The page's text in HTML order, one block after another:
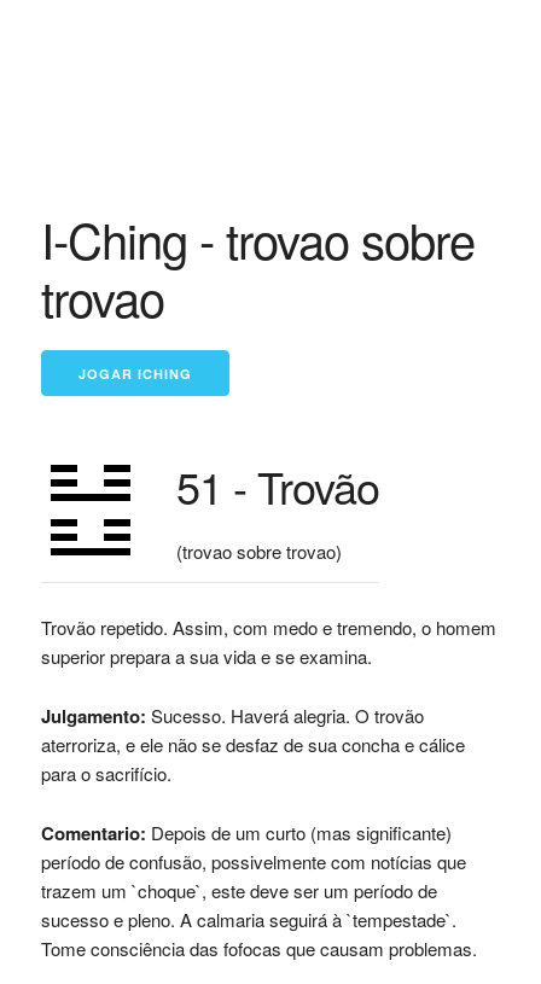
I-Ching - trovao sobre
trovao
51 - Trovão
(trovao sobre trovao)
Trovão repetido. Assim, com medo e tremendo, o homem
superior prepara a sua vida e se examina.
Julgamento: Sucesso. Haverá alegria. O trovão
aterroriza, e ele não se desfaz de sua concha e cálice
para o sacrifício.
Comentario: Depois de um curto (mas significante)
período de confusão, possivelmente com notícias que
trazem um `choque`, este deve ser um período de
sucesso e pleno. A calmaria seguirá à `tempestade`.
Tome consciência das fofocas que causam problemas.